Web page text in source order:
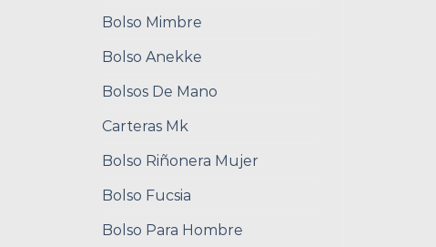
Bolso Mimbre
Bolso Anekke
Bolsos De Mano
Carteras Mk
Bolso Riñonera Mujer
Bolso Fucsia
Bolso Para Hombre